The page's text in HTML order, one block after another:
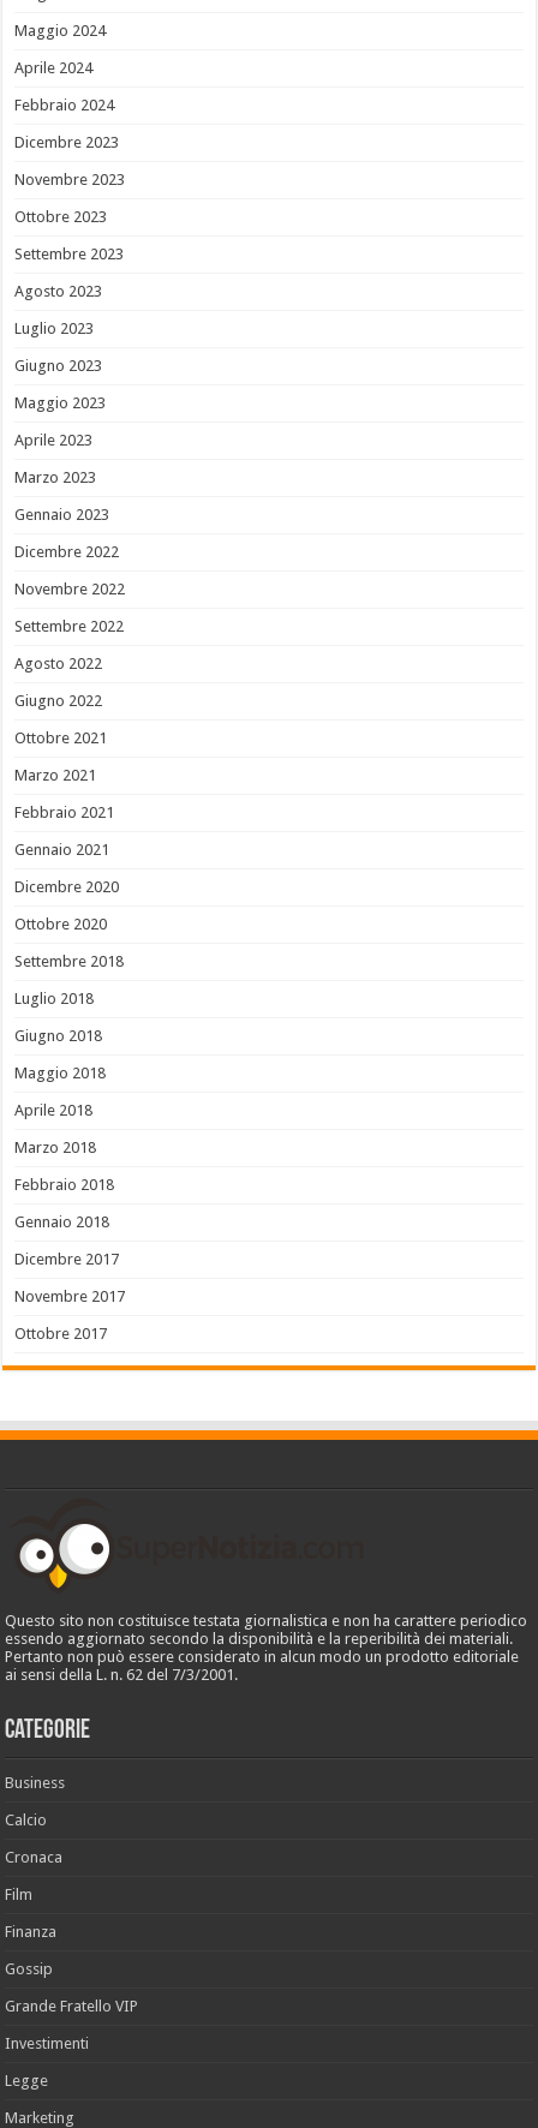
Maggio 2024
Aprile 2024
Febbraio 2024
Dicembre 2023
Novembre 2023
Ottobre 2023
Settembre 2023
Agosto 2023
Luglio 2023
Giugno 2023
Maggio 2023
Aprile 2023
Marzo 2023
Gennaio 2023
Dicembre 2022
Novembre 2022
Settembre 2022
Agosto 2022
Giugno 2022
Ottobre 2021
Marzo 2021
Febbraio 2021
Gennaio 2021
Dicembre 2020
Ottobre 2020
Settembre 2018
Luglio 2018
Giugno 2018
Maggio 2018
Aprile 2018
Marzo 2018
Febbraio 2018
Gennaio 2018
Dicembre 2017
Novembre 2017
Ottobre 2017
Questo sito non costituisce testata giornalistica e non ha carattere periodico
essendo aggiornato secondo la disponibilità e la reperibilità dei materiali.
Pertanto non può essere considerato in alcun modo un prodotto editoriale
ai sensi della L. n. 62 del 7/3/2001.
Categorie
Business
Calcio
Cronaca
Film
Finanza
Gossip
Grande Fratello VIP
Investimenti
Legge
Marketing